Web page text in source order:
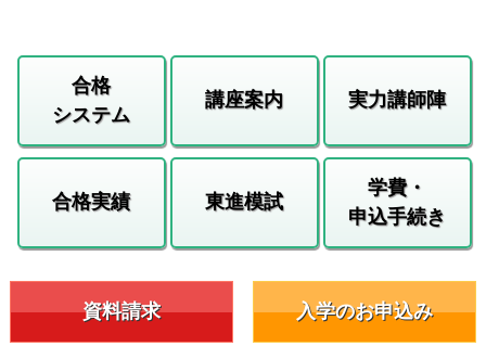
合格
システム
講座案内 実力講師陣
合格実績 東進模試
学費・
申込手続き
資料請求 入学のお申込み